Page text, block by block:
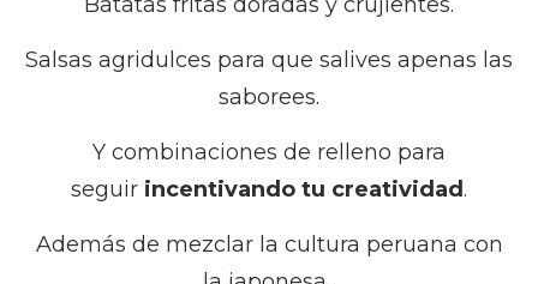
Salsas agridulces para que salives apenas las
saborees.
Y combinaciones de relleno para
seguir incentivando tu creatividad .
Además de mezclar la cultura peruana con